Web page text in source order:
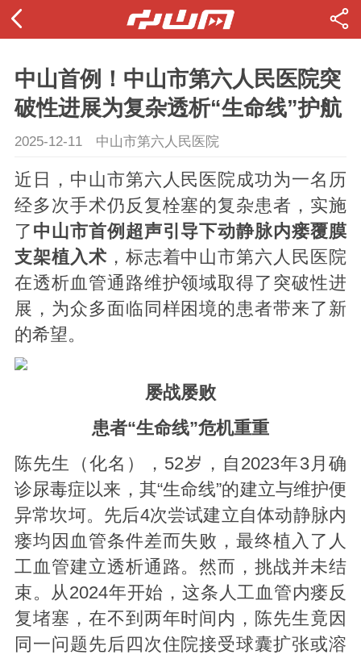
中山首例！中山市第六人民医院突
破性进展为复杂透析“生命线”护航
2025-12-11 中山市第六人民医院
近日，中山市第六人民医院成功为一名历
经多次手术仍反复栓塞的复杂患者，实施
了 中山市首例超声引导下动静脉内瘘覆膜
支架植入术 ，标志着中山市第六人民医院
在透析血管通路维护领域取得了突破性进
展，为众多面临同样困境的患者带来了新
的希望。
屡战屡败
患者“生命线”危机重重
陈先生（化名），52岁，自2023年3月确
诊尿毒症以来，其“生命线”的建立与维护便
异常坎坷。先后4次尝试建立自体动静脉内
瘘均因血管条件差而失败，最终植入了人
工血管建立透析通路。然而，挑战并未结
束。从2024年开始，这条人工血管内瘘反
复堵塞，在不到两年时间内，陈先生竟因
同一问题先后四次住院接受球囊扩张或溶